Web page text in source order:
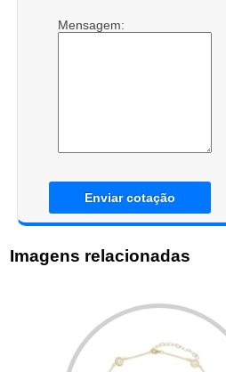
Mensagem:
Enviar cotação
Imagens relacionadas